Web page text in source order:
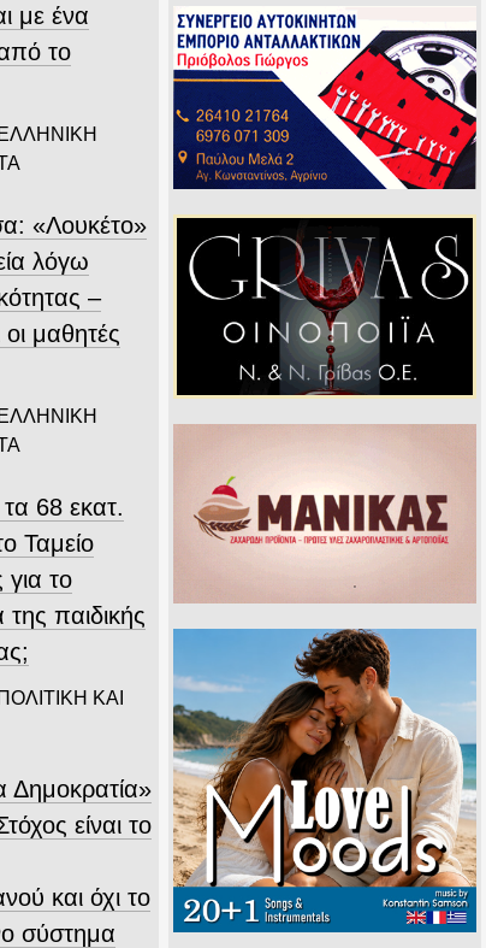
με ένα
το
ΕΛΛΗΝΙΚΗ
«Λουκέτο»
λόγω
–
μαθητές
ΕΛΛΗΝΙΚΗ
68 εκατ.
Ταμείο
το
παιδικής
ΠΟΛΙΤΙΚΗ ΚΑΙ
Δημοκρατία»
είναι το
και όχι το
σύστημα